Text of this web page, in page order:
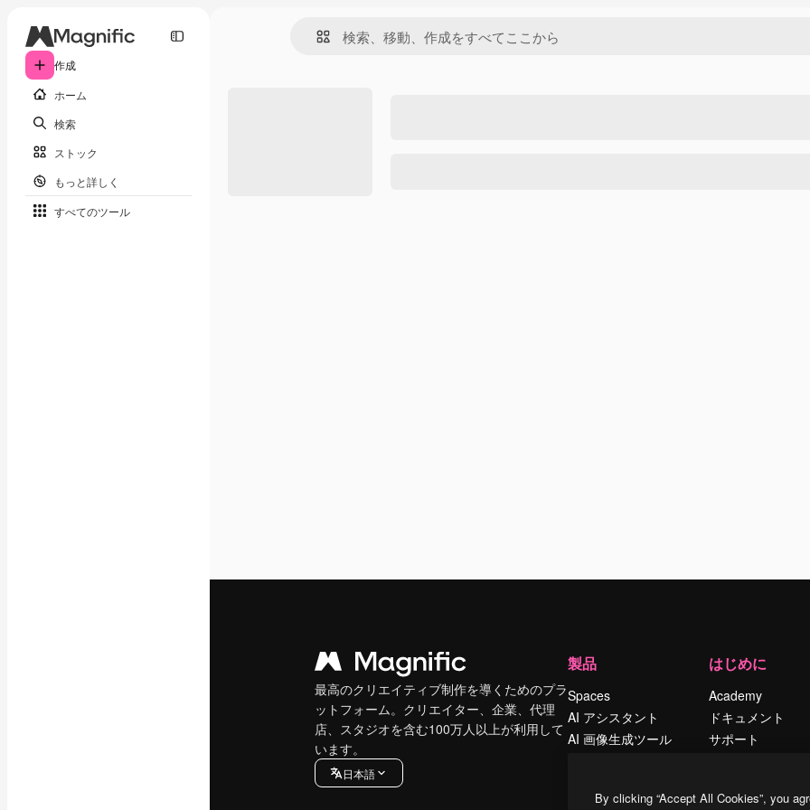
作成
ホーム
検索
ストック
もっと詳しく
すべてのツール
最高のクリエイティブ制作を導くためのプラ
ットフォーム。クリエイター、企業、代理
店、スタジオを含む100万人以上が利用して
います。
日本語
製品
Spaces
AI アシスタント
AI 画像生成ツール
ストックコンテン
はじめに
Academy
ドキュメント
サポート
シー
By clicking “Accept All Cookies”, you